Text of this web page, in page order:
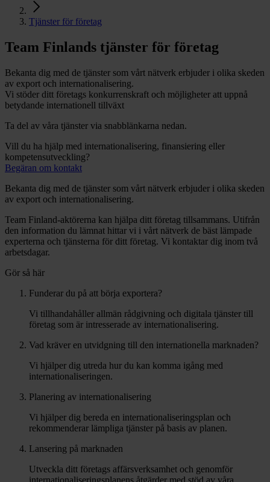
Tjänster för företag
Team Finlands tjänster för företag
Bekanta dig med de tjänster som vårt nätverk erbjuder i olika skeden
av export och internationalisering.
Vi stöder ditt företags konkurrenskraft och möjligheter att uppnå
betydande internationell tillväxt
Ta del av våra tjänster via snabblänkarna nedan.
Vill du ha hjälp med internationalisering, finansiering eller
kompetensutveckling?
Begäran om kontakt
Bekanta dig med de tjänster som vårt nätverk erbjuder i olika skeden
av export och internationalisering.
Team Finland-aktörerna kan hjälpa ditt företag tillsammans. Utifrån
den information du lämnat hittar vi i vårt nätverk de bäst lämpade
experterna och tjänsterna för ditt företag. Vi kontaktar dig inom två
arbetsdagar.
Gör så här
Funderar du på att börja exportera?
Vi tillhandahåller allmän rådgivning och digitala tjänster till
företag som är intresserade av internationalisering.
Vad kräver en utvidgning till den internationella marknaden?
Vi hjälper dig utreda hur du kan komma igång med
internationaliseringen.
Planering av internationalisering
Vi hjälper dig bereda en internationaliseringsplan och
rekommenderar lämpliga tjänster på basis av planen.
Lansering på marknaden
Utveckla ditt företags affärsverksamhet och genomför
internationaliseringsplanens åtgärder med stöd av våra